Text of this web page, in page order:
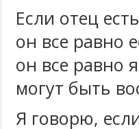
Если отец
он все равно
он все равно
могут быть
Я говорю,